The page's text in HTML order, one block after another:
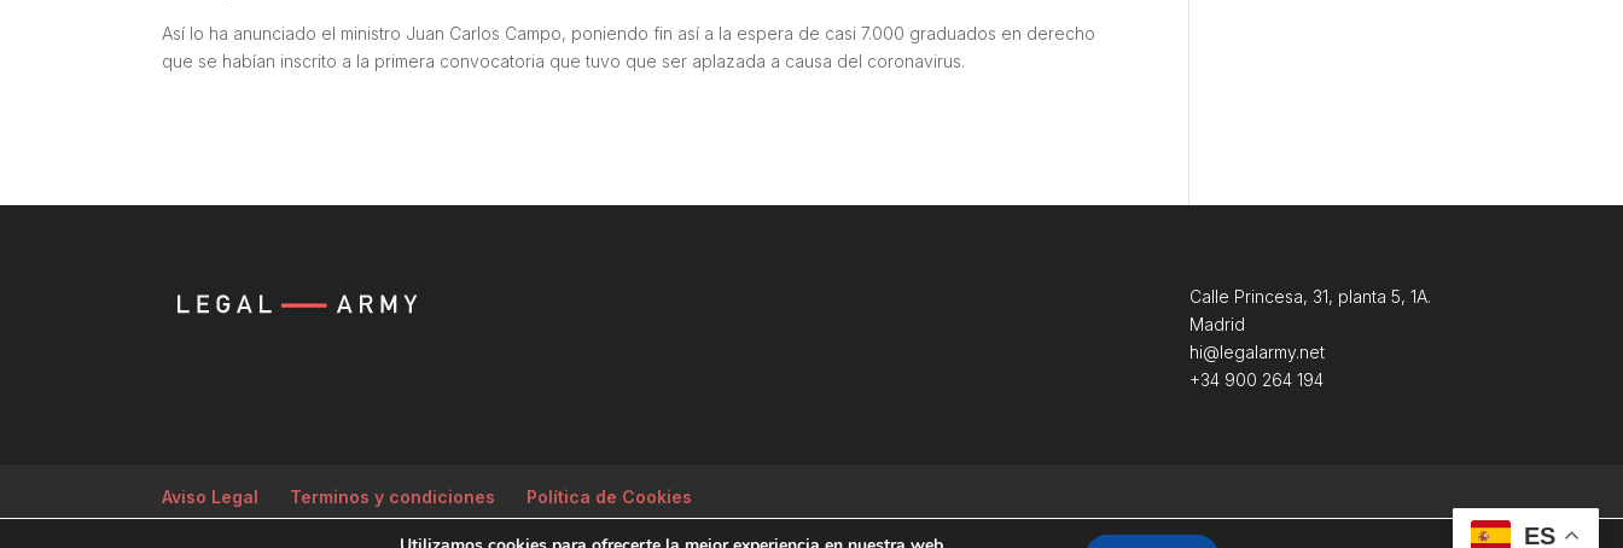
Así lo ha anunciado el ministro Juan Carlos Campo, poniendo fin así a la espera de casi 7.000 graduados en derecho
que se habían inscrito a la primera convocatoria que tuvo que ser aplazada a causa del coronavirus.
Calle Princesa, 31, planta 5, 1A.
Madrid
hi@legalarmy.net
+34 900 264 194
Aviso Legal Terminos y condiciones Política de Cookies
ES